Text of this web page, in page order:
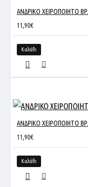
11,90€
Καλάθι
11,90€
Καλάθι